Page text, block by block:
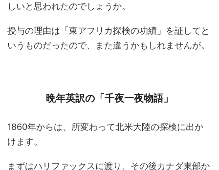
しいと思われたのでしょうか。
授与の理由は「東アフリカ探検の功績」を証してと
いうものだったので、また違うかもしれませんが。
晩年英訳の「千夜一夜物語」
1860年からは、所変わって北米大陸の探検に出か
けます。
まずはハリファックスに渡り、その後カナダ東部か